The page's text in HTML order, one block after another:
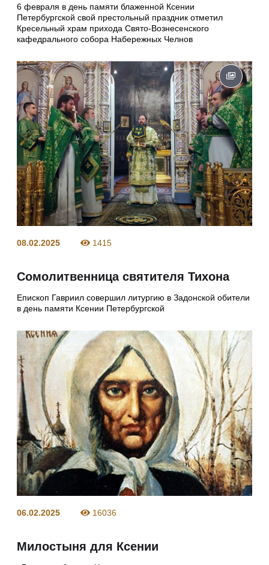
6 февраля в день памяти блаженной Ксении
Петербургской свой престольный праздник отметил
Кресельный храм прихода Свято-Вознесенского
кафедрального собора Набережных Челнов
08.02.2025 1415
Сомолитвенница святителя Тихона
Епископ Гавриил совершил литургию в Задонской обители
в день памяти Ксении Петербургской
06.02.2025 16036
Милостыня для Ксении